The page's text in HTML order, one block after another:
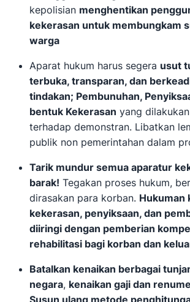
kepolisian menghentikan
kekerasan untuk membungkam
warga
Aparat hukum harus segera usut
terbuka, transparan, dan
tindakan; Pembunuhan,
bentuk Kekerasan yang
terhadap demonstran. Libatkan
publik non pemerintahan dalam
Tarik mundur semua aparatur
barak! Tegakan proses hukum,
dirasakan para korban. Hukuman
kekerasan, penyiksaan, dan
diiringi dengan pemberian
rehabilitasi bagi korban dan
Batalkan kenaikan berbagai
negara, kenaikan gaji dan